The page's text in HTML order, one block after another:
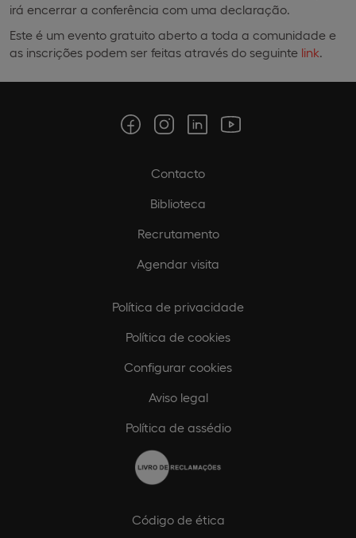
irá encerrar a conferência com uma declaração.
Este é um evento gratuito aberto a toda a comunidade e
as inscrições podem ser feitas através do seguinte link.
Contacto
Biblioteca
Recrutamento
Agendar visita
Política de privacidade
Política de cookies
Configurar cookies
Aviso legal
Política de assédio
Código de ética